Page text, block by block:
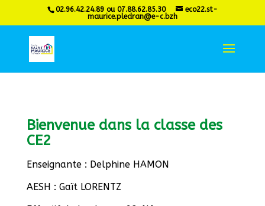
02.96.42.24.89 ou 07.88.62.85.30
eco22.st-
maurice.pledran@e-c.bzh
Bienvenue dans la classe des
CE2
Enseignante : Delphine HAMON
AESH : Gaït LORENTZ